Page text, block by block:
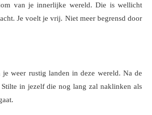
van je innerlijke wereld. Die is wellicht
Je voelt je vrij. Niet meer begrensd door
weer rustig landen in deze wereld. Na de
in jezelf die nog lang zal naklinken als